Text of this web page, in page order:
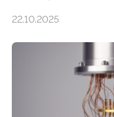
oft von Autor*innen,
werden schnell
der Forschung der
Jahre alt geworden
Internationalen Jahr
22.10.2025